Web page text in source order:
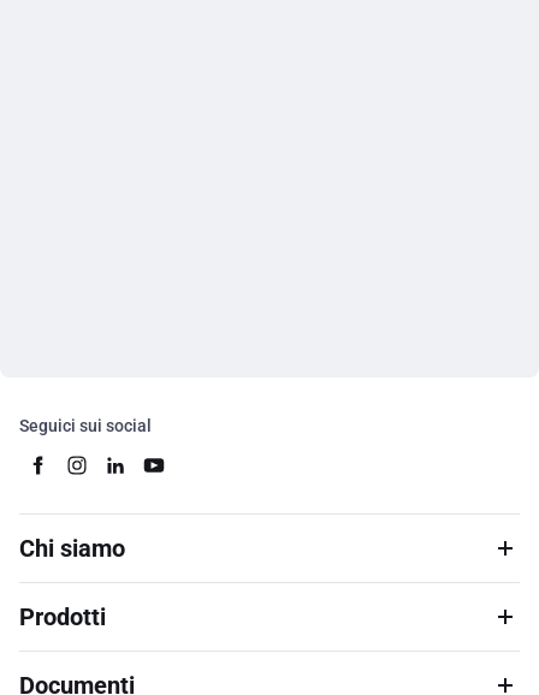
Seguici sui social
Chi siamo
Prodotti
Documenti